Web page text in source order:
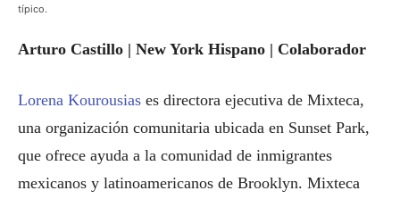
típico.
Arturo Castillo | New York Hispano | Colaborador
Lorena Kourousias es directora ejecutiva de Mixteca,
una organización comunitaria ubicada en Sunset Park,
que ofrece ayuda a la comunidad de inmigrantes
mexicanos y latinoamericanos de Brooklyn. Mixteca